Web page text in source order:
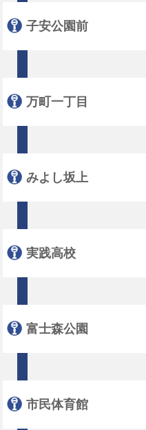
子安公園前
万町一丁目
みよし坂上
実践高校
富士森公園
市民体育館